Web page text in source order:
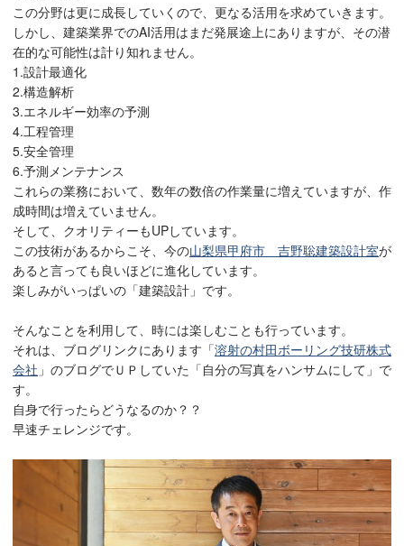
この分野は更に成長していくので、更なる活用を求めていきます。
しかし、建築業界でのAI活用はまだ発展途上にありますが、その潜
在的な可能性は計り知れません。
1.設計最適化
2.構造解析
3.エネルギー効率の予測
4.工程管理
5.安全管理
6.予測メンテナンス
これらの業務において、数年の数倍の作業量に増えていますが、作
成時間は増えていません。
そして、クオリティーもUPしています。
この技術があるからこそ、今の山梨県甲府市 吉野聡建築設計室が
あると言っても良いほどに進化しています。
楽しみがいっぱいの「建築設計」です。
そんなことを利用して、時には楽しむことも行っています。
それは、ブログリンクにあります「溶射の村田ボーリング技研株式
会社 」のブログでＵＰしていた「自分の写真をハンサムにして」で
す。
自身で行ったらどうなるのか？？
早速チェレンジです。